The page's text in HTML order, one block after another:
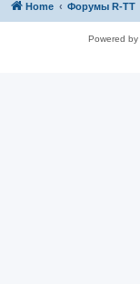
Home Форумы R-TT
Powered by